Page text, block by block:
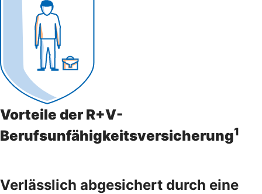
Vorteile der R+V-
Berufsunfähigkeitsversicherung1
Verlässlich abgesichert durch eine